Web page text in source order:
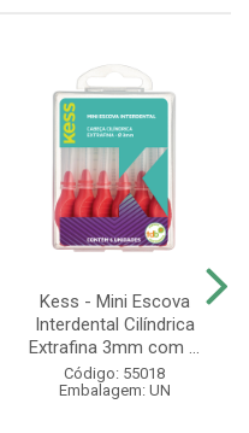
Kess - Mini Escova
Interdental Cilíndrica
Extrafina 3mm com ...
Código: 55018
Embalagem: UN